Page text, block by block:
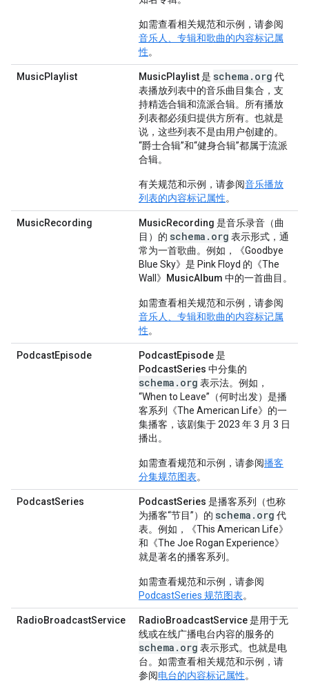
如需查看相关规范和示例，请参阅
音乐人、专辑和歌曲的内容标记属
性。
MusicPlaylist MusicPlaylist是 schema.org 代
表播放列表中的音乐曲目集合，支
持精选合辑和流派合辑。所有播放
列表都必须归提供方所有。也就是
说，这些列表不是由用户创建的。
“爵士合辑”和“健身合辑”都属于流派
合辑。
有关规范和示例，请参阅音乐播放
列表的内容标记属性。
MusicRecording MusicRecording 是音乐录音（曲
目）的 schema.org 表示形式，通
常为一首歌曲。例如，《Goodbye
Blue Sky》是 Pink Floyd 的《The
Wall》
MusicAlbum 中的一首曲目。
如需查看相关规范和示例，请参阅
音乐人、专辑和歌曲的内容标记属
性。
PodcastEpisode PodcastEpisode是
PodcastSeries 中分集的
schema.org 表示法。例如，
“When to Leave”（何时出发）是播
客系列《The American Life》的一
集播客，该剧集于 2023 年 3 月 3 日
播出。
如需查看规范和示例，请参阅播客
分集规范图表。
PodcastSeries PodcastSeries 是播客系列（也称
为播客“节目”）的 schema.org 代
表。例如，《This American Life》
和《The Joe Rogan Experience》
就是著名的播客系列。
如需查看规范和示例，请参阅
PodcastSeries 规范图表。
RadioBroadcastService RadioBroadcastService是用于无
线或在线广播电台内容的服务的
schema.org 表示形式。也就是电
台。如需查看相关规范和示例，请
参阅电台的内容标记属性。